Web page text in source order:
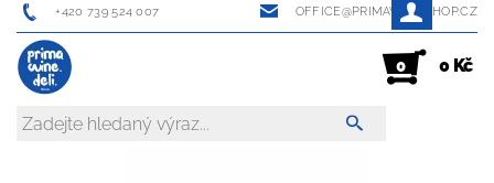
+420 739 524 007 OFFICE@PRIMAWINESHOP.CZ
0 0 Kč